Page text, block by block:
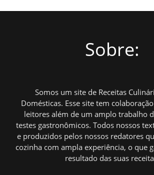
Sobre:
Somos um site de Receitas
Domésticas. Esse site tem
leitores além de um amplo trabalho
testes gastronômicos. Todos nossos
e produzidos pelos nossos redatores
cozinha com ampla experiência, o que
resultado das suas